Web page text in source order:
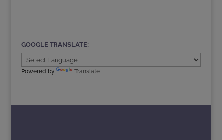
GOOGLE TRANSLATE:
Powered by Translate